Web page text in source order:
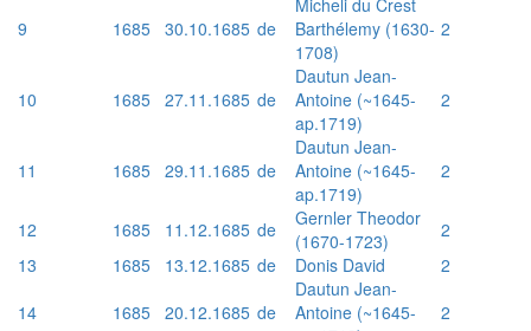
9 1685 30.10.1685 de
Barthélemy (1630-
1708)
2
10 1685 27.11.1685 de
Dautun Jean-
Antoine (~1645-
ap.1719)
2
11 1685 29.11.1685 de
Dautun Jean-
Antoine (~1645-
ap.1719)
2
12 1685 11.12.1685 de
Gernler Theodor
(1670-1723)
2
13
1685 13.12.1685 de Donis David
2
14
1685 20.12.1685 de
Dautun Jean-
Antoine (~1645-
2